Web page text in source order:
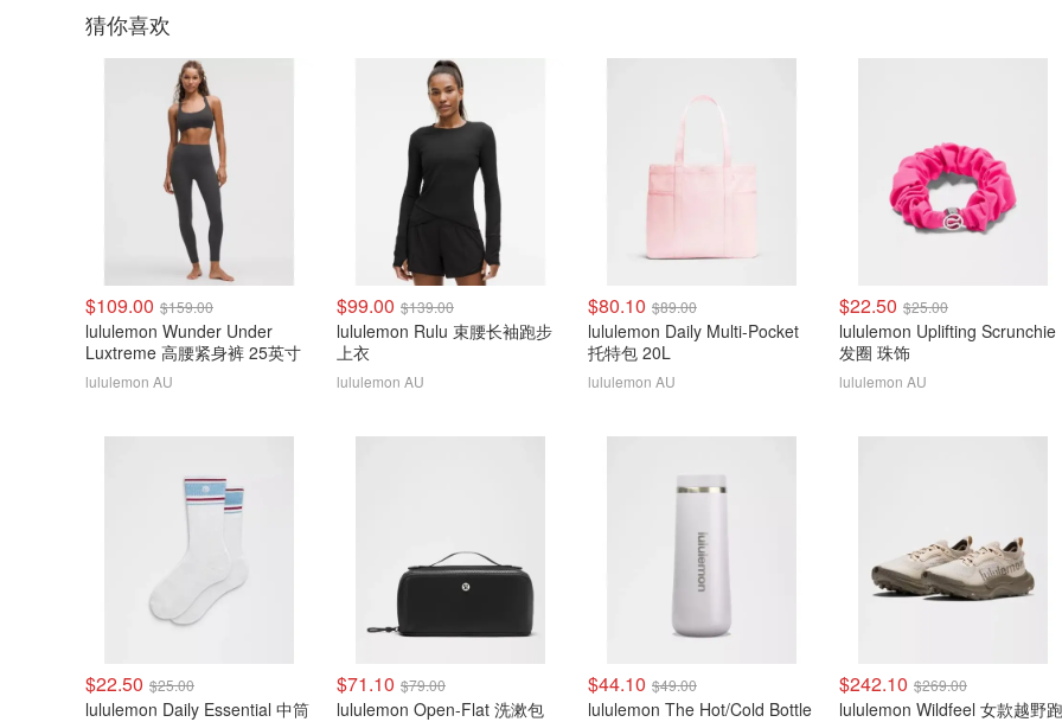
猜你喜欢
$109.00 $159.00
lululemon Wunder Under
Luxtreme 高腰紧身裤 25英寸
lululemon AU
$99.00 $139.00
lululemon Rulu 束腰长袖跑步
上衣
lululemon AU
$80.10 $89.00
lululemon Daily Multi-Pocket
托特包 20L
lululemon AU
$22.50 $25.00
lululemon Uplifting Scrunchie
发圈 珠饰
lululemon AU
$22.50 $25.00
lululemon Daily Essential 中筒
$71.10 $79.00
lululemon Open-Flat 洗漱包
$44.10 $49.00
lululemon The Hot/Cold Bottle
$242.10 $269.00
lululemon Wildfeel 女款越野跑